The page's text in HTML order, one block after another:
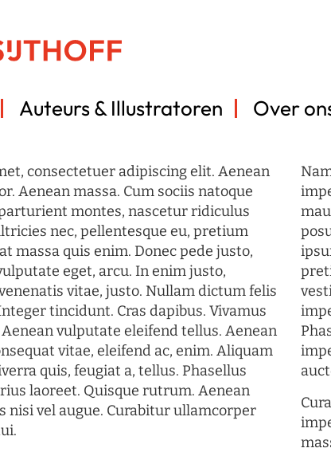
Auteurs & Illustratoren Over
consectetuer adipiscing elit. Aenean
Aenean massa. Cum sociis natoque
montes, nascetur ridiculus
nec, pellentesque eu, pretium
massa quis enim. Donec pede justo,
eget, arcu. In enim justo,
vitae, justo. Nullam dictum felis
tincidunt. Cras dapibus. Vivamus
vulputate eleifend tellus. Aenean
vitae, eleifend ac, enim. Aliquam
quis, feugiat a, tellus. Phasellus
laoreet. Quisque rutrum. Aenean
vel augue. Curabitur ullamcorper